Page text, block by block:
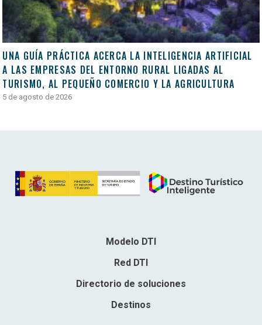
UNA GUÍA PRÁCTICA ACERCA LA INTELIGENCIA ARTIFICIAL
A LAS EMPRESAS DEL ENTORNO RURAL LIGADAS AL
TURISMO, AL PEQUEÑO COMERCIO Y LA AGRICULTURA
5 de agosto de 2026
Modelo DTI
Red DTI
Directorio de soluciones
Destinos